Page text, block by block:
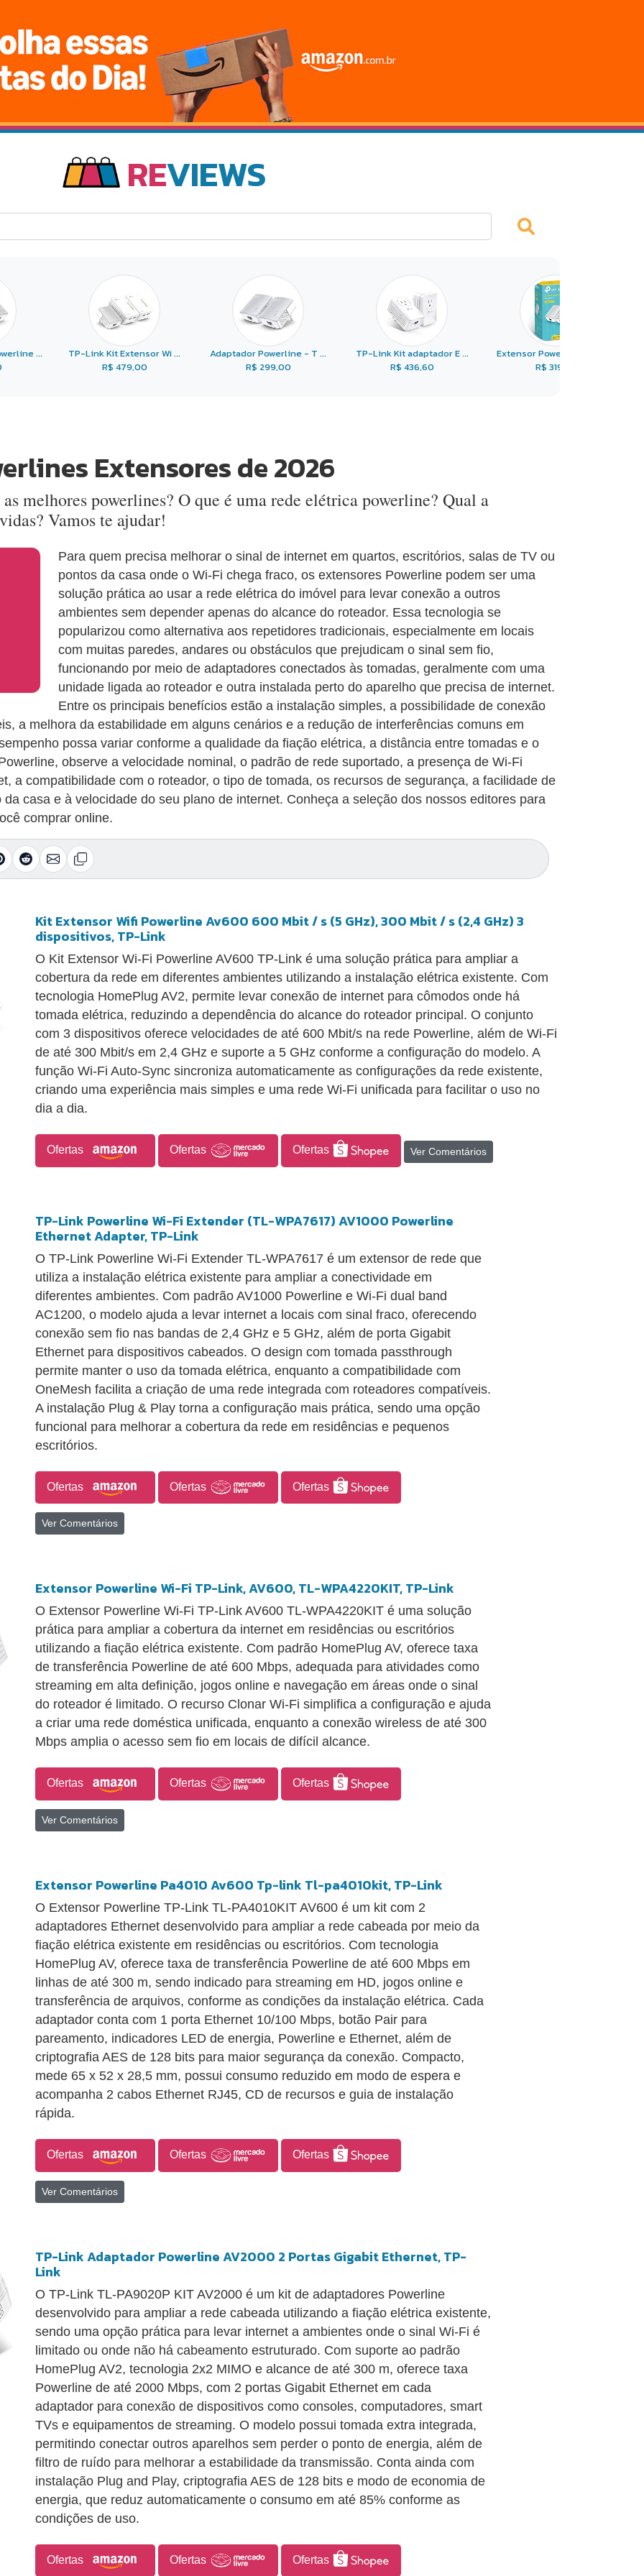
REVIEWS
...
TP-Link Kit Extensor Wi ...
R$ 479,00
Adaptador Powerline - T ...
R$ 299,00
TP-Link Kit adaptador E ...
R$ 436,60
Extensor Powerline Pa40 ...
R$ 319,99
Extensores de 2026
melhores powerlines? O que é uma rede elétrica powerline? Qual a
Vamos te ajudar!
Para quem precisa melhorar o sinal de internet em quartos, escritórios, salas de TV ou
pontos da casa onde o Wi-Fi chega fraco, os extensores Powerline podem ser uma
solução prática ao usar a rede elétrica do imóvel para levar conexão a outros
ambientes sem depender apenas do alcance do roteador. Essa tecnologia se
popularizou como alternativa aos repetidores tradicionais, especialmente em locais
com muitas paredes, andares ou obstáculos que prejudicam o sinal sem fio,
funcionando por meio de adaptadores conectados às tomadas, geralmente com uma
unidade ligada ao roteador e outra instalada perto do aparelho que precisa de internet.
Entre os principais benefícios estão a instalação simples, a possibilidade de conexão
a melhora da estabilidade em alguns cenários e a redução de interferências comuns em
possa variar conforme a qualidade da fiação elétrica, a distância entre tomadas e o
observe a velocidade nominal, o padrão de rede suportado, a presença de Wi-Fi
a compatibilidade com o roteador, o tipo de tomada, os recursos de segurança, a facilidade de
casa e à velocidade do seu plano de internet. Conheça a seleção dos nossos editores para
comprar online.
Kit Extensor Wifi Powerline Av600 600 Mbit / s (5 GHz), 300 Mbit / s (2,4 GHz) 3
dispositivos, TP-Link
O Kit Extensor Wi-Fi Powerline AV600 TP-Link é uma solução prática para ampliar a
cobertura da rede em diferentes ambientes utilizando a instalação elétrica existente. Com
tecnologia HomePlug AV2, permite levar conexão de internet para cômodos onde há
tomada elétrica, reduzindo a dependência do alcance do roteador principal. O conjunto
com 3 dispositivos oferece velocidades de até 600 Mbit/s na rede Powerline, além de Wi-Fi
de até 300 Mbit/s em 2,4 GHz e suporte a 5 GHz conforme a configuração do modelo. A
função Wi-Fi Auto-Sync sincroniza automaticamente as configurações da rede existente,
criando uma experiência mais simples e uma rede Wi-Fi unificada para facilitar o uso no
dia a dia.
Ofertas Ofertas Ofertas Ver Comentários
TP-Link Powerline Wi-Fi Extender (TL-WPA7617) AV1000 Powerline
Ethernet Adapter, TP-Link
O TP-Link Powerline Wi-Fi Extender TL-WPA7617 é um extensor de rede que
utiliza a instalação elétrica existente para ampliar a conectividade em
diferentes ambientes. Com padrão AV1000 Powerline e Wi-Fi dual band
AC1200, o modelo ajuda a levar internet a locais com sinal fraco, oferecendo
conexão sem fio nas bandas de 2,4 GHz e 5 GHz, além de porta Gigabit
Ethernet para dispositivos cabeados. O design com tomada passthrough
permite manter o uso da tomada elétrica, enquanto a compatibilidade com
OneMesh facilita a criação de uma rede integrada com roteadores compatíveis.
A instalação Plug & Play torna a configuração mais prática, sendo uma opção
funcional para melhorar a cobertura da rede em residências e pequenos
escritórios.
Ofertas Ofertas Ofertas
Ver Comentários
Extensor Powerline Wi-Fi TP-Link, AV600, TL-WPA4220KIT, TP-Link
O Extensor Powerline Wi-Fi TP-Link AV600 TL-WPA4220KIT é uma solução
prática para ampliar a cobertura da internet em residências ou escritórios
utilizando a fiação elétrica existente. Com padrão HomePlug AV, oferece taxa
de transferência Powerline de até 600 Mbps, adequada para atividades como
streaming em alta definição, jogos online e navegação em áreas onde o sinal
do roteador é limitado. O recurso Clonar Wi-Fi simplifica a configuração e ajuda
a criar uma rede doméstica unificada, enquanto a conexão wireless de até 300
Mbps amplia o acesso sem fio em locais de difícil alcance.
Ofertas Ofertas Ofertas
Ver Comentários
Extensor Powerline Pa4010 Av600 Tp-link Tl-pa4010kit, TP-Link
O Extensor Powerline TP-Link TL-PA4010KIT AV600 é um kit com 2
adaptadores Ethernet desenvolvido para ampliar a rede cabeada por meio da
fiação elétrica existente em residências ou escritórios. Com tecnologia
HomePlug AV, oferece taxa de transferência Powerline de até 600 Mbps em
linhas de até 300 m, sendo indicado para streaming em HD, jogos online e
transferência de arquivos, conforme as condições da instalação elétrica. Cada
adaptador conta com 1 porta Ethernet 10/100 Mbps, botão Pair para
pareamento, indicadores LED de energia, Powerline e Ethernet, além de
criptografia AES de 128 bits para maior segurança da conexão. Compacto,
mede 65 x 52 x 28,5 mm, possui consumo reduzido em modo de espera e
acompanha 2 cabos Ethernet RJ45, CD de recursos e guia de instalação
rápida.
Ofertas Ofertas Ofertas
Ver Comentários
TP-Link Adaptador Powerline AV2000 2 Portas Gigabit Ethernet, TP-
Link
O TP-Link TL-PA9020P KIT AV2000 é um kit de adaptadores Powerline
desenvolvido para ampliar a rede cabeada utilizando a fiação elétrica existente,
sendo uma opção prática para levar internet a ambientes onde o sinal Wi-Fi é
limitado ou onde não há cabeamento estruturado. Com suporte ao padrão
HomePlug AV2, tecnologia 2x2 MIMO e alcance de até 300 m, oferece taxa
Powerline de até 2000 Mbps, com 2 portas Gigabit Ethernet em cada
adaptador para conexão de dispositivos como consoles, computadores, smart
TVs e equipamentos de streaming. O modelo possui tomada extra integrada,
permitindo conectar outros aparelhos sem perder o ponto de energia, além de
filtro de ruído para melhorar a estabilidade da transmissão. Conta ainda com
instalação Plug and Play, criptografia AES de 128 bits e modo de economia de
energia, que reduz automaticamente o consumo em até 85% conforme as
condições de uso.
Ofertas Ofertas Ofertas